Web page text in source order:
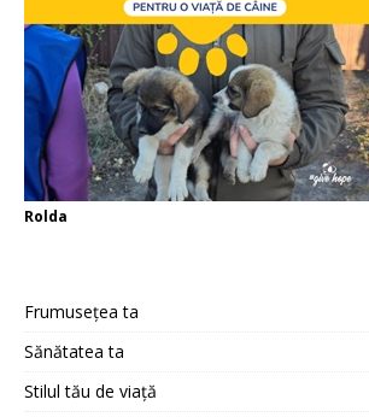
Rolda
Frumusețea ta
Sănătatea ta
Stilul tău de viață